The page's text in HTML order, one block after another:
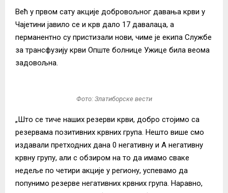
Већ у првом сату акције добровољног давања крви у
Чајетини јавило се и крв дало 17 давалаца, а
перманентно су пристизали нови, чиме је екипа Службе
за трансфузију крви Опште болнице Ужице била веома
задовољна.
Фото: Златиборске вести
„Што се тиче наших резерви крви, добро стојимо са
резервама позитивних крвних група. Нешто више смо
издавали претходних дана 0 негативну и А негативну
крвну групу, али с обзиром на то да имамо сваке
недеље по четири акције у региону, успевамо да
попунимо резерве негативних крвних група. Наравно,